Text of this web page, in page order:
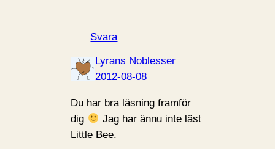
Svara
Lyrans Noblesser
2012-08-08
Du har bra läsning framför
dig
Jag har ännu inte läst
Little Bee.